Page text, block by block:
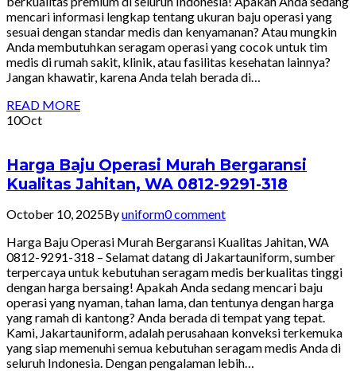
mencari informasi lengkap tentang ukuran baju operasi yang
sesuai dengan standar medis dan kenyamanan? Atau mungkin
Anda membutuhkan seragam operasi yang cocok untuk tim
medis di rumah sakit, klinik, atau fasilitas kesehatan lainnya?
Jangan khawatir, karena Anda telah berada di…
READ MORE
10Oct
Harga Baju Operasi Murah Bergaransi
Kualitas Jahitan, WA 0812-9291-318
October 10, 2025Byuniform0 comment
Harga Baju Operasi Murah Bergaransi Kualitas Jahitan, WA
0812-9291-318 – Selamat datang di Jakartauniform, sumber
terpercaya untuk kebutuhan seragam medis berkualitas tinggi
dengan harga bersaing! Apakah Anda sedang mencari baju
operasi yang nyaman, tahan lama, dan tentunya dengan harga
yang ramah di kantong? Anda berada di tempat yang tepat.
Kami, Jakartauniform, adalah perusahaan konveksi terkemuka
yang siap memenuhi semua kebutuhan seragam medis Anda di
seluruh Indonesia. Dengan pengalaman lebih…